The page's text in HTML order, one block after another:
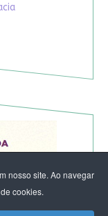
nosso site. Ao navegar
cookies.